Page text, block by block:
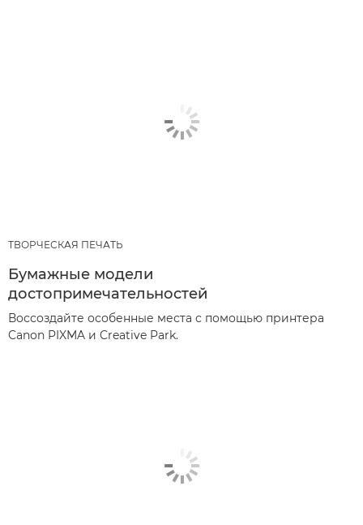
ТВОРЧЕСКАЯ ПЕЧАТЬ
Бумажные модели
достопримечательностей
Воссоздайте особенные места с помощью принтера
Canon PIXMA и Creative Park.